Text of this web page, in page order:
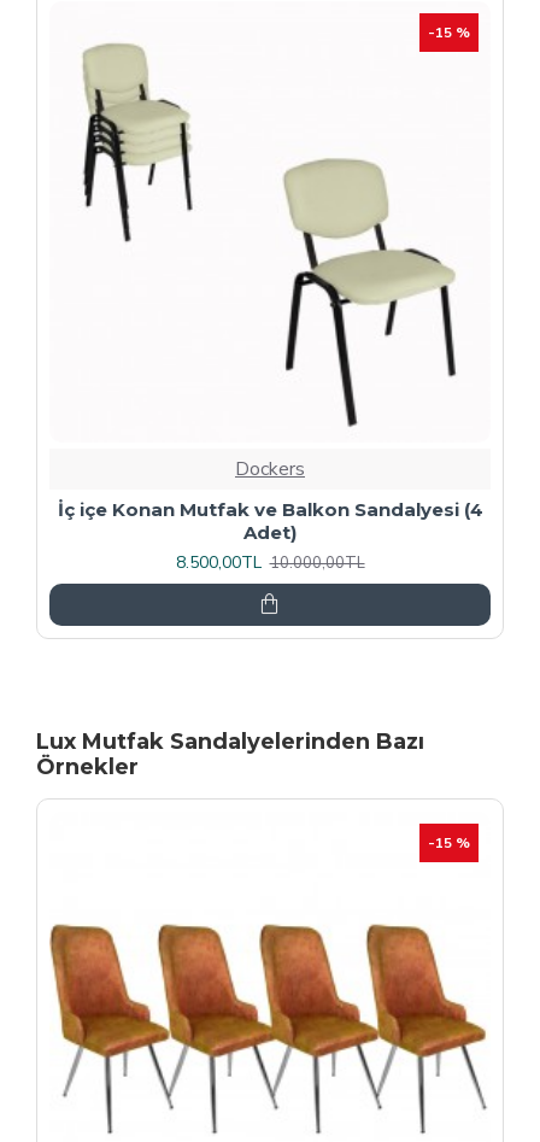
TÜKENIYOR
Dockers
Kapitoneli Sandalye (Deri) (4 Adet) - Yeşil
9.600,00TL 12.000,00TL
Lux Mutfak Sandalyelerinden Bazı
Örnekler
YENI
İHRAÇ FAZLASI
-20 %